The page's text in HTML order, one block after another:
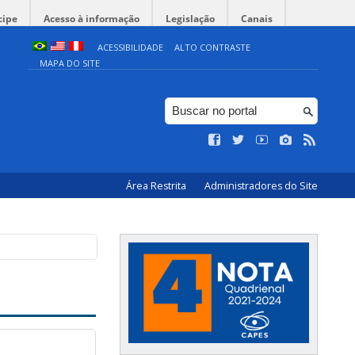
Acesso à informação Legislação Canais
ACESSIBILIDADE
ALTO CONTRASTE
MAPA DO SITE
Área Restrita Administradores do Site